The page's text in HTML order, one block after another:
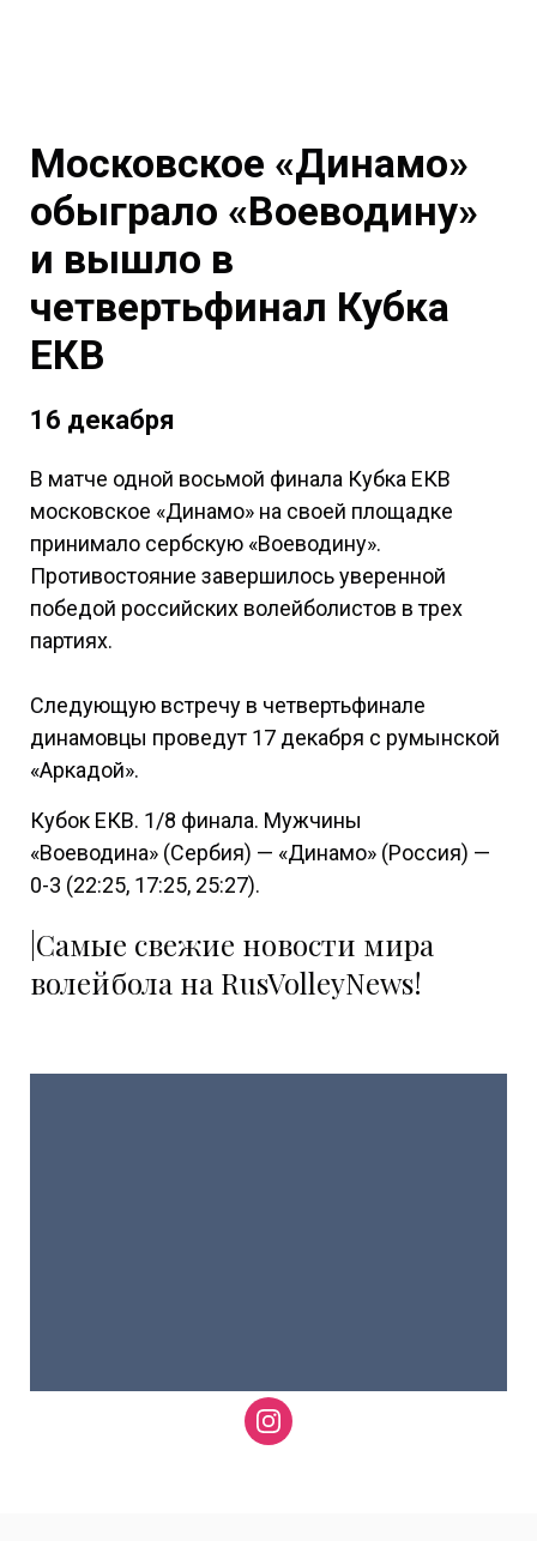
Московское «Динамо»
обыграло «Воеводину»
и вышло в
четвертьфинал Кубка
ЕКВ
16 декабря
В матче одной восьмой финала Кубка ЕКВ
московское «Динамо» на своей площадке
принимало сербскую «Воеводину».
Противостояние завершилось уверенной
победой российских волейболистов в трех
партиях.
Следующую встречу в четвертьфинале
динамовцы проведут 17 декабря с румынской
«Аркадой».
Кубок ЕКВ. 1/8 финала. Мужчины
«Воеводина» (Сербия) — «Динамо» (Россия) —
0-3 (22:25, 17:25, 25:27).
|Самые свежие новости мира
волейбола на RusVolleyNews!